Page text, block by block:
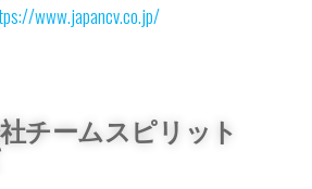
www.japancv.co.jp/
チームスピリット